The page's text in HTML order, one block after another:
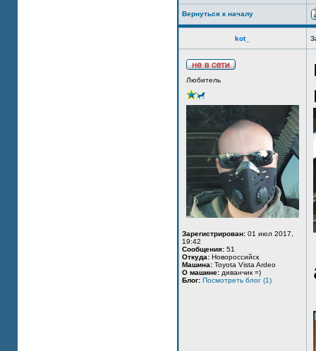
Вернуться к началу
kot_
Любитель
Зарегистрирован: 01 июл 2017,
19:42
Сообщения: 51
Откуда: Новороссийск
Машина: Toyota Vista Ardeo
О машине: диванчик =)
Блог: Посмотреть блог (1)